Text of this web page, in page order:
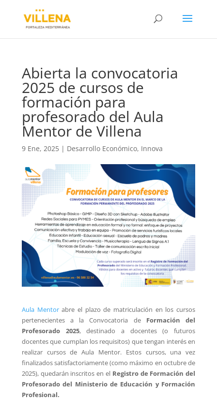
Abierta la convocatoria
2025 de cursos de
formación para
profesorado del Aula
Mentor de Villena
9 Ene, 2025| Desarrollo Económico, Innova
Aula Mentorabre el plazo de matriculación en los cursos
pertenecientes a la Convocatoria de Formación del
Profesorado 2025, destinado a docentes (o futuros
docentes que cumplan los requisitos) que tengan interés en
realizar cursos de Aula Mentor. Estos cursos, una vez
finalizados satisfactoriamente (como máximo en octubre de
2025), quedarán inscritos en el Registro de Formación del
Profesorado del Ministerio de Educación y Formación
Profesional.